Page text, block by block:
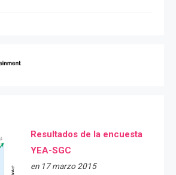
Resultados de la encuesta
YEA-SGC
en 17 marzo 2015